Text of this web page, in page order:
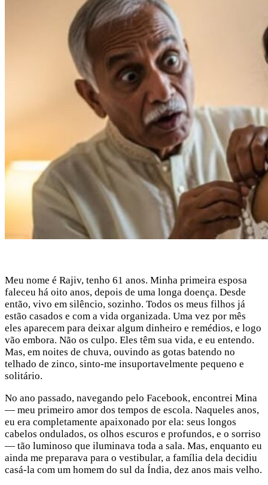
Meu nome é Rajiv, tenho 61 anos. Minha primeira esposa
faleceu há oito anos, depois de uma longa doença. Desde
então, vivo em silêncio, sozinho. Todos os meus filhos já
estão casados e com a vida organizada. Uma vez por mês
eles aparecem para deixar algum dinheiro e remédios, e logo
vão embora. Não os culpo. Eles têm sua vida, e eu entendo.
Mas, em noites de chuva, ouvindo as gotas batendo no
telhado de zinco, sinto-me insuportavelmente pequeno e
solitário.
No ano passado, navegando pelo Facebook, encontrei Mina
— meu primeiro amor dos tempos de escola. Naqueles anos,
eu era completamente apaixonado por ela: seus longos
cabelos ondulados, os olhos escuros e profundos, e o sorriso
— tão luminoso que iluminava toda a sala. Mas, enquanto eu
ainda me preparava para o vestibular, a família dela decidiu
casá-la com um homem do sul da Índia, dez anos mais velho.